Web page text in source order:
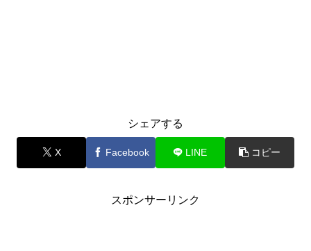
シェアする
X Facebook LINE コピー
スポンサーリンク